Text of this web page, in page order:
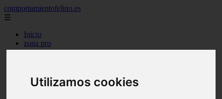
Utilizamos cookies
comportamientofelino.es
☰
Inicio
zona pro
comercio
actualidad
acuariofilia 2